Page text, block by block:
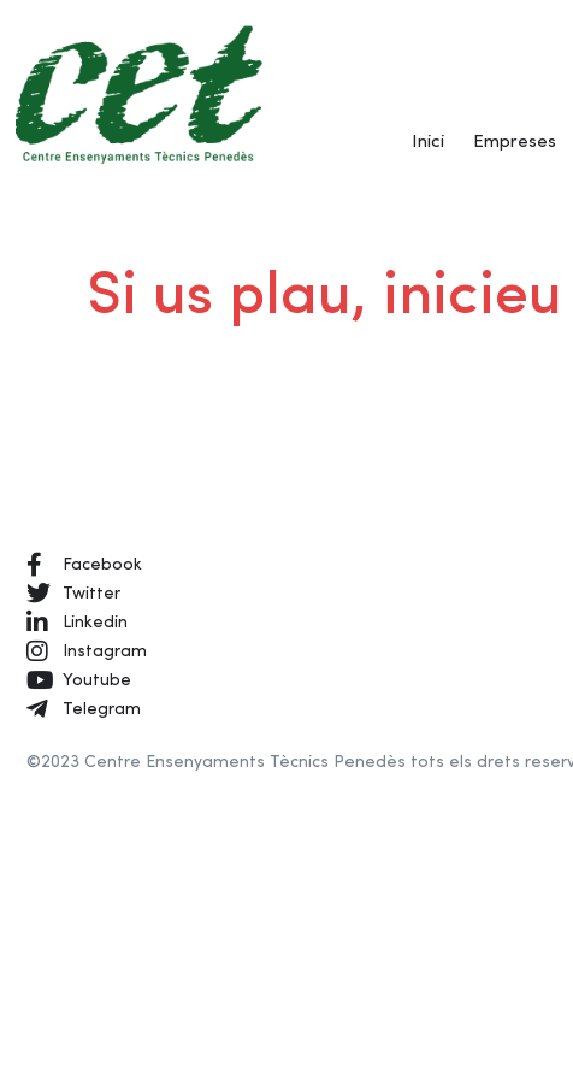
Inici Empreses
Si us plau,
Facebook
Twitter
Linkedin
Instagram
Youtube
Telegram
©2023 Centre Ensenyaments Tècnics Penedès tots els drets